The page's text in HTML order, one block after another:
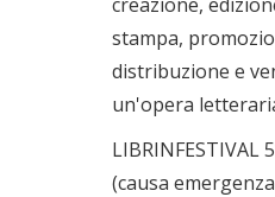
stampa,
distribuzione e
un'opera
LIBRINFESTIVAL
(causa